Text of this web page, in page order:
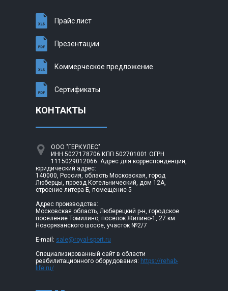
Прайс лист
Презентации
Коммерческое предложение
Сертификаты
КОНТАКТЫ
ООО "ГЕРКУЛЕС"
ИНН 5027178706 КПП 502701001 ОГРН
1115029012066. Адрес для корреспонденции,
юридический адрес:
140000, Россия, область Московская, город
Люберцы, проезд Котельнический, дом 12А,
строение литера Б, помещение 5
Адрес производства:
Московская область, Люберецкий р-н, городское
поселение Томилино, поселок Жилино-1, 27 км
Новорязанского шоссе, участок №2/7
E-mail: sale@royal-sport.ru
Специализированный сайт в области
реабилитационного оборудования: https://rehab-
life.ru/